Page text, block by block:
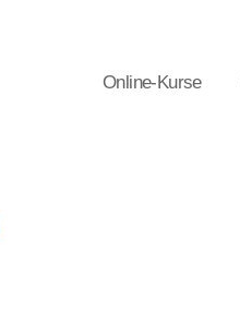
Online-Kurse